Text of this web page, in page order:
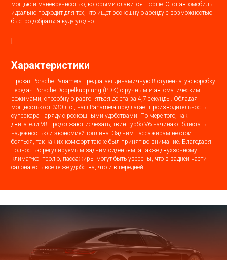
мощью и маневренностью, которыми славится Порше. Этот автомобиль
идеально подходит для тех, кто ищет роскошную аренду с возможностью
быстро добраться куда угодно.
Характеристики
Прокат Porsche Panamera предлагает динамичную 8-ступенчатую коробку
передач Porsche Doppelkupplung (PDK) с ручным и автоматическим
режимами, способную разгоняться до ста за 4,7 секунды. Обладая
мощностью от 330 л.с., наш Panamera предлагает производительность
суперкара наряду с роскошными удобствами. По мере того, как
двигатели V8 продолжают исчезать, твин-турбо V6 начинают блистать
надежностью и экономией топлива. Задним пассажирам не стоит
бояться, так как их комфорт также был принят во внимание. Благодаря
полностью регулируемым задним сиденьям, а также двухзонному
климат-контролю, пассажиры могут быть уверены, что в задней части
салона есть все те же удобства, что и в передней.